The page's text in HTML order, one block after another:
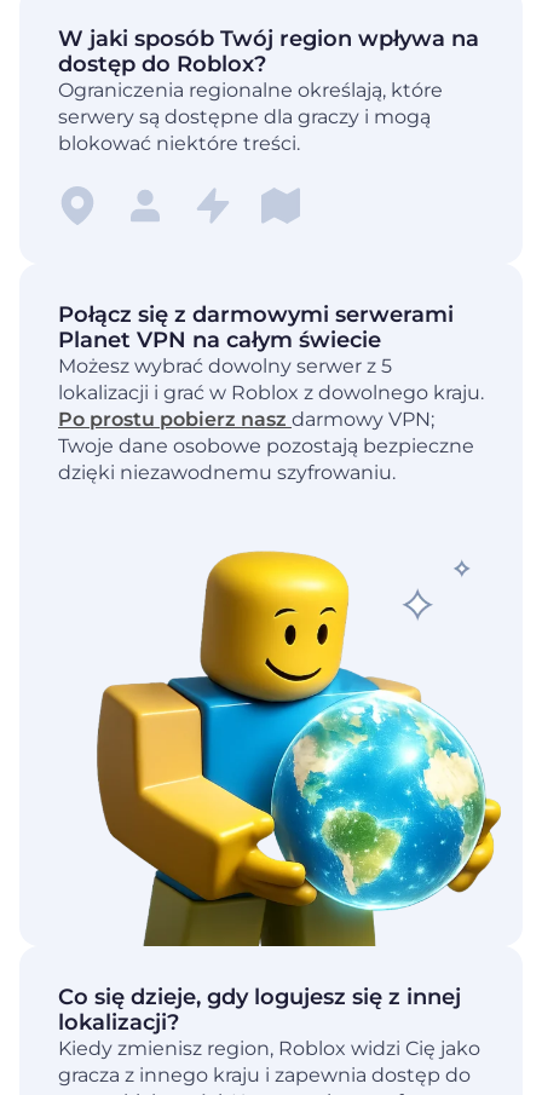
W jaki sposób Twój region wpływa na
dostęp do Roblox?
Ograniczenia regionalne określają, które
serwery są dostępne dla graczy i mogą
blokować niektóre treści.
Połącz się z darmowymi serwerami
Planet VPN na całym świecie
Możesz wybrać dowolny serwer z 5
lokalizacji i grać w Roblox z dowolnego kraju.
Po prostu pobierz nasz darmowy VPN;
Twoje dane osobowe pozostają bezpieczne
dzięki niezawodnemu szyfrowaniu.
Co się dzieje, gdy logujesz się z innej
lokalizacji?
Kiedy zmienisz region, Roblox widzi Cię jako
gracza z innego kraju i zapewnia dostęp do